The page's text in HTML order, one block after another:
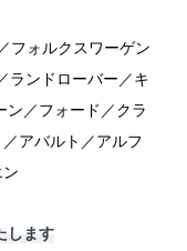
フォルクスワーゲン
ランドローバー／キ
ン／フォード／クラ
アバルト／アルフ
します